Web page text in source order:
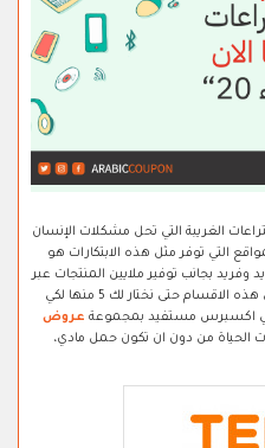
الغريبة التي تحل مشكلات الإنسان
التي توفر مثل هذه الابتكارات هو
بجانب توفير ملايين المنتجات عبر
العديد من الاقسام، ولهذا قمنا بالبحث في هذه الاقسام حتى نختار لك 5 منها لكي
عروض
الحياة من دون ان تكون حمل مادي،